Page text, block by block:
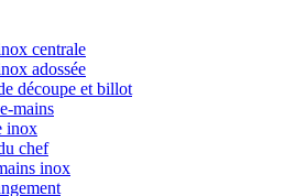
centrale
adossée
découpe et billot
mains
inox
chef
inox